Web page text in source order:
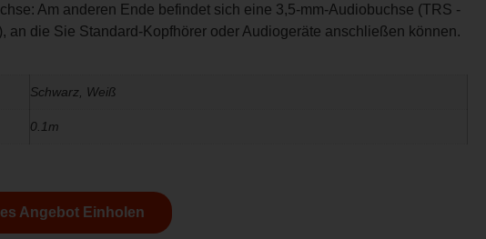
Am anderen Ende befindet sich eine 3,5-mm-Audiobuchse (TRS -
an die Sie Standard-Kopfhörer oder Audiogeräte anschließen können.
Schwarz, Weiß
0.1m
Angebot Einholen